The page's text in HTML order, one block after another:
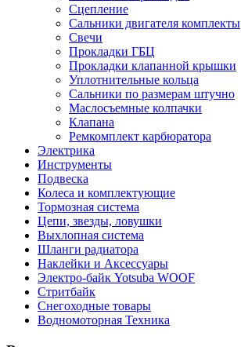
Сцепление
Сальники двигателя комплекты
Свечи
Прокладки ГБЦ
Прокладки клапанной крышки
Уплотнительные кольца
Сальники по размерам штучно
Маслосъемные колпачки
Клапана
Ремкомплект карбюратора
Электрика
Инструменты
Подвеска
Колеса и комплектующие
Тормозная система
Цепи, звезды, ловушки
Выхлопная система
Шланги радиатора
Наклейки и Аксессуары
Электро-байк Yotsuba WOOF
Стритбайк
Снегоходные товары
Водномоторная Техника